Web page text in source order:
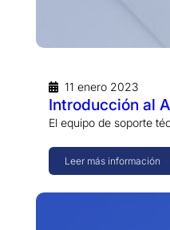
11 enero 2023
Introducción al
El equipo de soporte
Leer más información